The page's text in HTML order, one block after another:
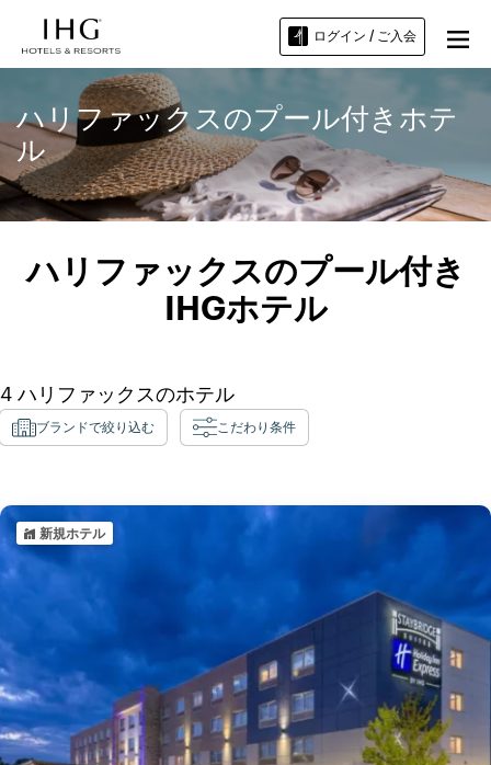
ログイン / ご入会
ハリファックスのプール付きホテ
ル
ハリファックスのプール付き
IHGホテル
4 ハリファックスのホテル
ブランドで絞り込む こだわり条件
新規ホテル